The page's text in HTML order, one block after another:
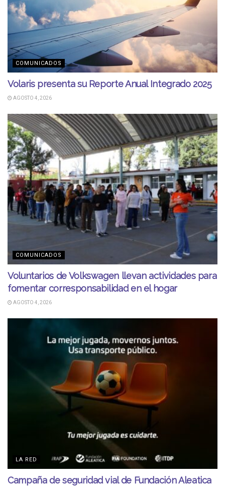
COMUNICADOS
Volaris presenta su Reporte Anual Integrado 2025
AGOSTO 4, 2026
COMUNICADOS
Voluntarios de Volkswagen llevan actividades para
fomentar corresponsabilidad en el hogar
AGOSTO 4, 2026
LA RED
Campaña de seguridad vial de Fundación Aleatica